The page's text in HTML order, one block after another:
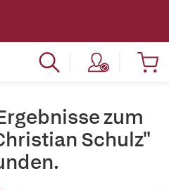
zum
Schulz"